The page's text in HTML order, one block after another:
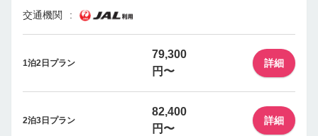
交通機関
1泊2日プラン
79,300
円〜
詳細
2泊3日プラン
82,400
円〜
詳細